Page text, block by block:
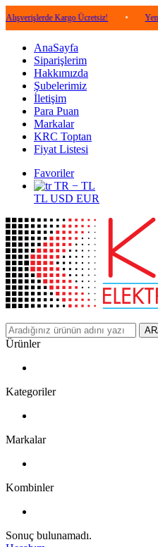
Kargo Ücretsiz! • Yeni Üyelere
AnaSayfa
Siparişlerim
Hakkımızda
Şubelerimiz
İletişim
Para Puan
Markalar
KRC Toptan
Fiyat Listesi
Favoriler
TR − TL
TL USD EUR
Ürünler
Kategoriler
Markalar
Kombinler
Sonuç bulunamadı.